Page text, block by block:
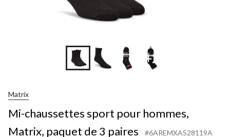
+2
Matrix
Mi-chaussettes sport pour hommes,
Matrix, paquet de 3 paires
#6AREMXAS28119A